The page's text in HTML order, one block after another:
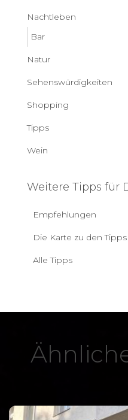
Nachtleben
Bar
Natur
Sehenswürdigkeiten
Shopping
Tipps
Wein
Weitere Tipps für
Empfehlungen
Die Karte zu den Tipps
Alle Tipps